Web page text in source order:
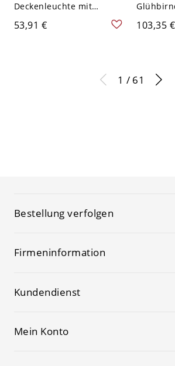
Deckenleuchte mit
Acrylschirm für helles
Wohnambiente - 110V-
53,91 €
im
weißem
103,35 €
1 / 61
Bestellung verfolgen
Firmeninformation
Kundendienst
Mein Konto